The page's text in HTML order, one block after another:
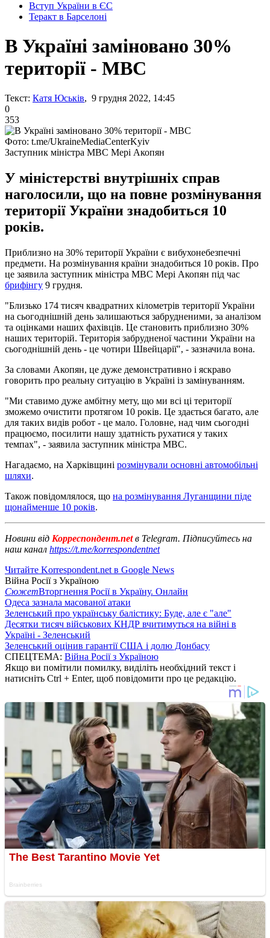
Вступ України в ЄС
Теракт в Барселоні
В Україні заміновано 30%
території - МВС
Текст: Катя Юськів, 9 грудня 2022, 14:45
0
353
Фото: t.me/UkraineMediaCenterKyiv
Заступник міністра МВС Мері Акопян
У міністерстві внутрішніх справ
наголосили, що на повне розмінування
території України знадобиться 10
років.
Приблизно на 30% території України є вибухонебезпечні
предмети. На розмінування країни знадобиться 10 років. Про
це заявила заступник міністра МВС Мері Акопян під час
брифінгу 9 грудня.
"Близько 174 тисяч квадратних кілометрів території України
на сьогоднішній день залишаються забрудненими, за аналізом
та оцінками наших фахівців. Це становить приблизно 30%
наших територій. Територія забрудненої частини України на
сьогоднішній день - це чотири Швейцарії", - зазначила вона.
За словами Акопян, це дуже демонстративно і яскраво
говорить про реальну ситуацію в Україні із замінуванням.
"Ми ставимо дуже амбітну мету, що ми всі ці території
зможемо очистити протягом 10 років. Це здається багато, але
для таких видів робот - це мало. Головне, над чим сьогодні
працюємо, посилити нашу здатність рухатися у таких
темпах", - заявила заступник міністра МВС.
Нагадаємо, на Харківщині розмінували основні автомобільні
шляхи.
Також повідомлялося, що на розмінування Луганщини піде
щонайменше 10 років.
Новини від Корреспондент.netв Telegram. Підписуйтесь на
наш канал https://t.me/korrespondentnet
Читайте Korrespondent.net в Google News
Війна Росії з Україною
СюжетВторгнення Росії в Україну. Онлайн
Одеса зазнала масованої атаки
Зеленський про українську балістику: Буде, але є "але"
Десятки тисяч військових КНДР вчитимуться на війні в
Україні - Зеленський
Зеленський оцінив гарантії США і долю Донбасу
СПЕЦТЕМА: Війна Росії з Україною
Якщо ви помітили помилку, виділіть необхідний текст і
натисніть Ctrl + Enter, щоб повідомити про це редакцію.